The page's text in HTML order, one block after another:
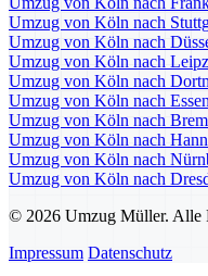
Umzug von Köln nach
Umzug von Köln nach
Umzug von Köln nach
Umzug von Köln nach
Umzug von Köln nach Essen
Umzug von Köln nach
Umzug von Köln nach
Umzug von Köln nach
Umzug von Köln nach
© 2026 Umzug Müller. Alle
Impressum Datenschutz